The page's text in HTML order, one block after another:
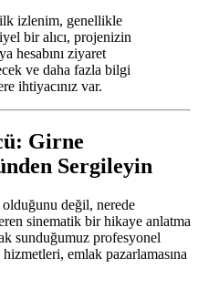
ilk izlenim, genellikle
bir alıcı, projenizin
hesabını ziyaret
ve daha fazla bilgi
ihtiyacınız var.
Girne
Sergileyin
değil, nerede
sinematik bir hikaye anlatma
sunduğumuz profesyonel
emlak pazarlamasına